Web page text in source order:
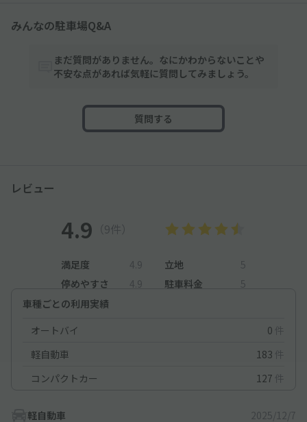
みんなの駐車場Q&A
まだ質問がありません。なにかわからないことや
不安な点があれば気軽に質問してみましょう。
質問する
レビュー
4.9 （9件）
満足度 4.9 立地
5
停めやすさ
4.9 駐車料金
5
車種ごとの利用実績
オートバイ
0 件
軽自動車
183 件
コンパクトカー
127 件
軽自動車 2025/12/7